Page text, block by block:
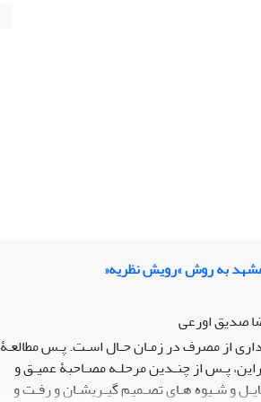
به روش »رویش نظریه«
صدیق اورعی
از مصرف در زمـان حـال اسـت. پـس مطالعـۀ
پـس از چنـدین مرحلـه مصـاحبۀ عمیـق و
و شـیوه هـای تصـمیم گیـریشـان و رفـت و